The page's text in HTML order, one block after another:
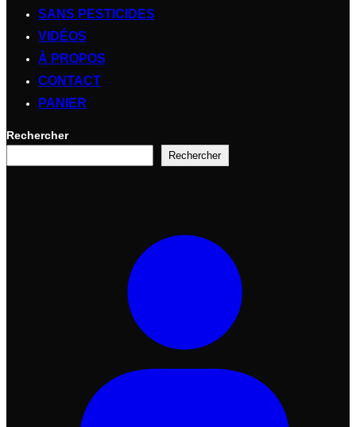
SANS PESTICIDES
VIDÉOS
À PROPOS
CONTACT
PANIER
Rechercher
Rechercher